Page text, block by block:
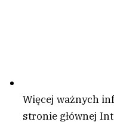
Więcej ważnych
stronie głównej